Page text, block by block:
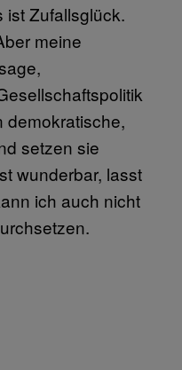
ist Zufallsglück.
meine
demokratische,
setzen sie
wunderbar, lasst
ich auch nicht